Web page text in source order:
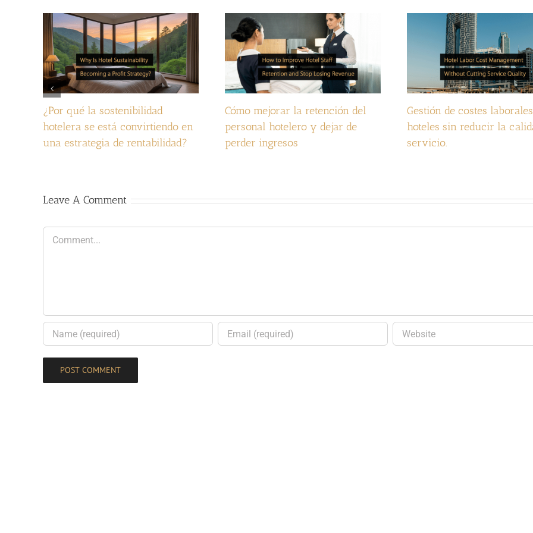
¿Por qué la sostenibilidad
hotelera se está convirtiendo en
una estrategia de rentabilidad?
Cómo mejorar la retención del
personal hotelero y dejar de
perder ingresos
Gestión de costes
hoteles sin reducir la
servicio.
Leave A Comment